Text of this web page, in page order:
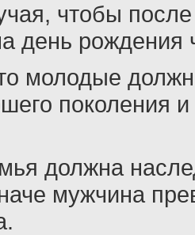
чтобы
день рождения
молодые
поколения и
должна
мужчина